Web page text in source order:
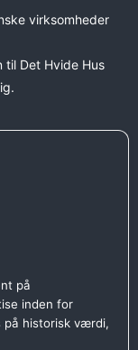
virksomheder
til Det Hvide Hus
på
inden for
på historisk værdi,